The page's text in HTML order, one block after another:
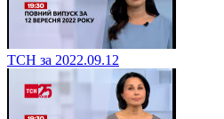
ТСН за 2022.09.12